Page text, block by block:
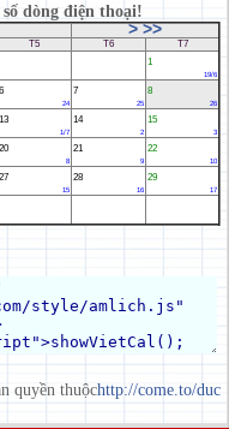
dòng điện thoại!
> >>
T5 T6
T7
1
19/6
6
24
7
25
8
26
13
1/7
14
2
15
3
20
8
21
9
22
10
27
15
28
16
29
17
quyền thuộchttp://come.to/duc